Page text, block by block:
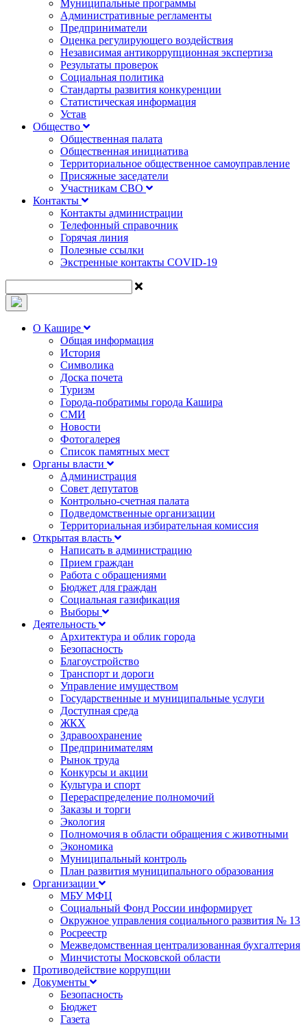
Муниципальные программы
Административные регламенты
Предприниматели
Оценка регулирующего воздействия
Независимая антикоррупционная экспертиза
Результаты проверок
Социальная политика
Стандарты развития конкуренции
Статистическая информация
Устав
Общество
Общественная палата
Общественная инициатива
Территориальное общественное самоуправление
Присяжные заседатели
Участникам СВО
Контакты
Контакты администрации
Телефонный справочник
Горячая линия
Полезные ссылки
Экстренные контакты COVID-19
О Кашире
Общая информация
История
Символика
Доска почета
Туризм
Города-побратимы города Кашира
СМИ
Новости
Фотогалерея
Список памятных мест
Органы власти
Администрация
Совет депутатов
Контрольно-счетная палата
Подведомственные организации
Территориальная избирательная комиссия
Открытая власть
Написать в администрацию
Прием граждан
Работа с обращениями
Бюджет для граждан
Социальная газификация
Выборы
Деятельность
Архитектура и облик города
Безопасность
Благоустройство
Транспорт и дороги
Управление имуществом
Государственные и муниципальные услуги
Доступная среда
ЖКХ
Здравоохранение
Предпринимателям
Рынок труда
Конкурсы и акции
Культура и спорт
Перераспределение полномочий
Заказы и торги
Экология
Полномочия в области обращения с животными
Экономика
Муниципальный контроль
План развития муниципального образования
Организации
МБУ МФЦ
Социальный Фонд России информирует
Окружное управления социального развития № 13
Росреестр
Межведомственная централизованная бухгалтерия
Минчистоты Московской области
Противодействие коррупции
Документы
Безопасность
Бюджет
Газета